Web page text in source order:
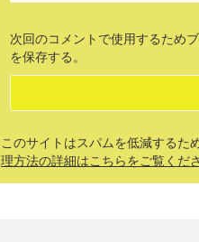
次回のコメントで使用するため
を保存する。
このサイトはスパムを低減するた
理方法の詳細はこちらをご覧くだ